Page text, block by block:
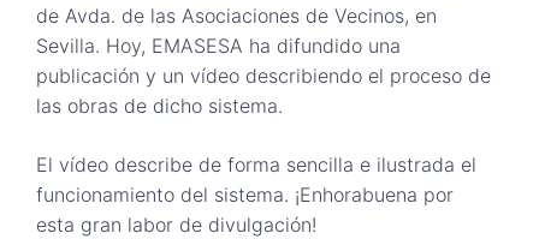
de Avda. de las Asociaciones de Vecinos, en
Sevilla. Hoy, EMASESA ha difundido una
publicación y un vídeo describiendo el proceso de
las obras de dicho sistema.
El vídeo describe de forma sencilla e ilustrada el
funcionamiento del sistema. ¡Enhorabuena por
esta gran labor de divulgación!